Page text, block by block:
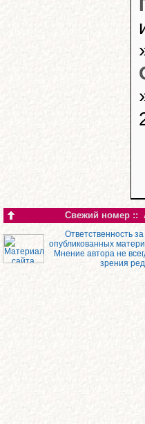
Свежий номер ::
Ответственность
опубликованных
Мнение автора не
зрения